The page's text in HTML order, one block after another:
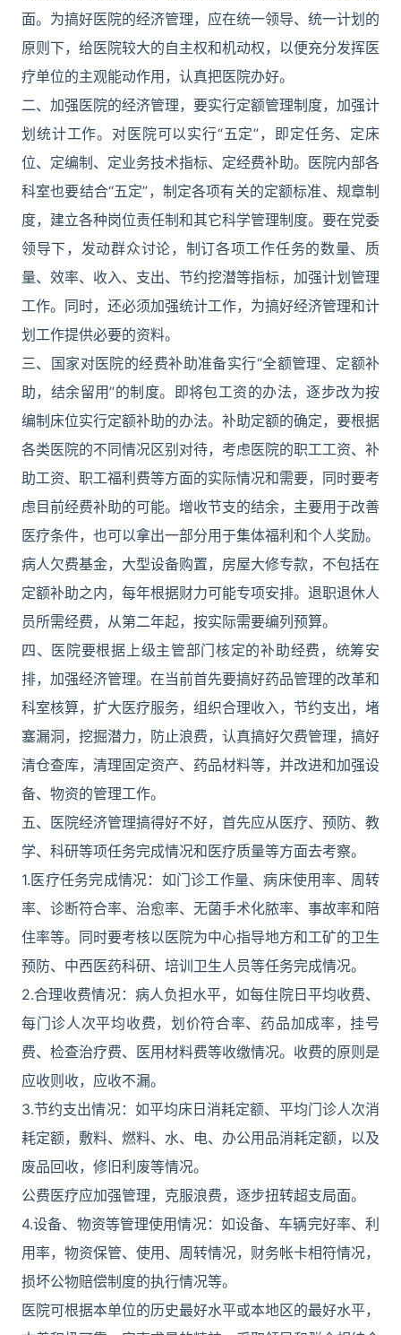
面。为搞好医院的经济管理，应在统一领导、统一计划的
原则下，给医院较大的自主权和机动权，以便充分发挥医
疗单位的主观能动作用，认真把医院办好。
二、加强医院的经济管理，要实行定额管理制度，加强计
划统计工作。对医院可以实行“五定”，即定任务、定床
位、定编制、定业务技术指标、定经费补助。医院内部各
科室也要结合“五定”，制定各项有关的定额标准、规章制
度，建立各种岗位责任制和其它科学管理制度。要在党委
领导下，发动群众讨论，制订各项工作任务的数量、质
量、效率、收入、支出、节约挖潜等指标，加强计划管理
工作。同时，还必须加强统计工作，为搞好经济管理和计
划工作提供必要的资料。
三、国家对医院的经费补助准备实行“全额管理、定额补
助，结余留用”的制度。即将包工资的办法，逐步改为按
编制床位实行定额补助的办法。补助定额的确定，要根据
各类医院的不同情况区别对待，考虑医院的职工工资、补
助工资、职工福利费等方面的实际情况和需要，同时要考
虑目前经费补助的可能。增收节支的结余，主要用于改善
医疗条件，也可以拿出一部分用于集体福利和个人奖励。
病人欠费基金，大型设备购置，房屋大修专款，不包括在
定额补助之内，每年根据财力可能专项安排。退职退休人
员所需经费，从第二年起，按实际需要编列预算。
四、医院要根据上级主管部门核定的补助经费，统筹安
排，加强经济管理。在当前首先要搞好药品管理的改革和
科室核算，扩大医疗服务，组织合理收入，节约支出，堵
塞漏洞，挖掘潜力，防止浪费，认真搞好欠费管理，搞好
清仓查库，清理固定资产、药品材料等，并改进和加强设
备、物资的管理工作。
五、医院经济管理搞得好不好，首先应从医疗、预防、教
学、科研等项任务完成情况和医疗质量等方面去考察。
1.医疗任务完成情况：如门诊工作量、病床使用率、周转
率、诊断符合率、治愈率、无菌手术化脓率、事故率和陪
住率等。同时要考核以医院为中心指导地方和工矿的卫生
预防、中西医药科研、培训卫生人员等任务完成情况。
2.合理收费情况：病人负担水平，如每住院日平均收费、
每门诊人次平均收费，划价符合率、药品加成率，挂号
费、检查治疗费、医用材料费等收缴情况。收费的原则是
应收则收，应收不漏。
3.节约支出情况：如平均床日消耗定额、平均门诊人次消
耗定额，敷料、燃料、水、电、办公用品消耗定额，以及
废品回收，修旧利废等情况。
公费医疗应加强管理，克服浪费，逐步扭转超支局面。
4.设备、物资等管理使用情况：如设备、车辆完好率、利
用率，物资保管、使用、周转情况，财务帐卡相符情况，
损坏公物赔偿制度的执行情况等。
医院可根据本单位的历史最好水平或本地区的最好水平，